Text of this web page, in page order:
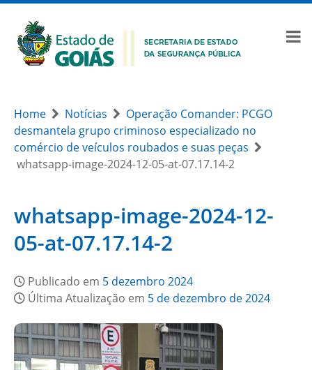
Home Notícias
Operação Comander: PCGO
desmantela grupo criminoso especializado no
comércio de veículos roubados e suas peças
whatsapp-image-2024-12-05-at-07.17.14-2
whatsapp-image-2024-12-
05-at-07.17.14-2
Publicado em 5 dezembro 2024
Última Atualização em 5 de dezembro de 2024